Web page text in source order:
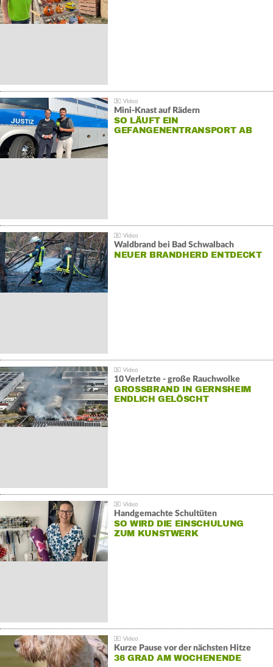
Mini-Knast auf Rädern
SO LÄUFT EIN
GEFANGENENTRANSPORT AB
Waldbrand bei Bad Schwalbach
NEUER BRANDHERD ENTDECKT
10 Verletzte - große Rauchwolke
GROSSBRAND IN GERNSHEIM E
NDLICH GELÖSCHT
Handgemachte Schultüten
SO WIRD DIE EINSCHULUNG
ZUM KUNSTWERK
Kurze Pause vor der nächsten Hitze
36 GRAD AM WOCHENENDE